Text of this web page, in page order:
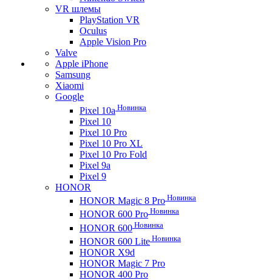
VR шлемы
PlayStation VR
Oculus
Apple Vision Pro
Valve
Apple iPhone
Samsung
Xiaomi
Google
Pixel 10a Новинка
Pixel 10
Pixel 10 Pro
Pixel 10 Pro XL
Pixel 10 Pro Fold
Pixel 9a
Pixel 9
HONOR
HONOR Magic 8 Pro Новинка
HONOR 600 Pro Новинка
HONOR 600 Новинка
HONOR 600 Lite Новинка
HONOR X9d
HONOR Magic 7 Pro
HONOR 400 Pro